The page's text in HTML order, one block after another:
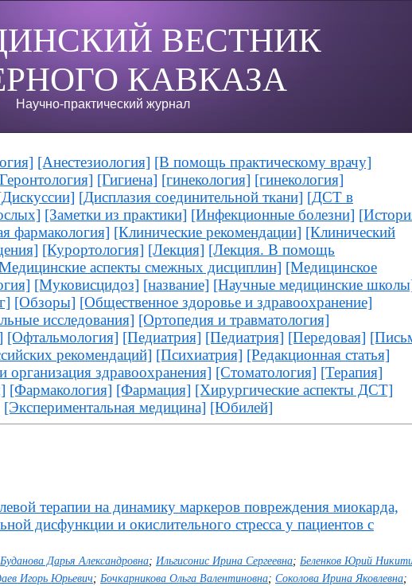
ВЕСТНИК
КАВКАЗА
Научно-практический журнал
[Анестезиология] [В помощь практическому врачу]
[Гигиена] [гинекология] [гинекология]
[Дисплазия соединительной ткани] [ДСТ в
[Заметки из практики] [Инфекционные болезни]
фармакология] [Клинические рекомендации] [Клинический
[Курортология] [Лекция] [Лекция. В помощь
аспекты смежных дисциплин] [Медицинское
[Муковисцидоз] [название] [Научные медицинские
[Обзоры] [Общественное здоровье и здравоохранение]
исследования] [Ортопедия и травматология]
[Офтальмология] [Педиатрия] [Педиатрия] [Передовая]
рекомендаций] [Психиатрия] [Редакционная статья]
организация здравоохранения] [Стоматология] [Терапия]
[Фармакология] [Фармация] [Хирургические аспекты ДСТ]
[Экспериментальная медицина] [Юбилей]
терапии на динамику маркеров повреждения миокарда,
дисфункции и окислительного стресса у пациентов с
Буданова Дарья Александровна; Ильгисонис Ирина Сергеевна; Беленков Юрий
Игорь Юрьевич; Бочкарникова Ольга Валентиновна; Соколова Ирина Яковлевна;